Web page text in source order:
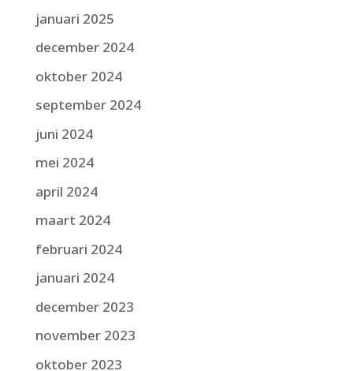
januari 2025
december 2024
oktober 2024
september 2024
juni 2024
mei 2024
april 2024
maart 2024
februari 2024
januari 2024
december 2023
november 2023
oktober 2023